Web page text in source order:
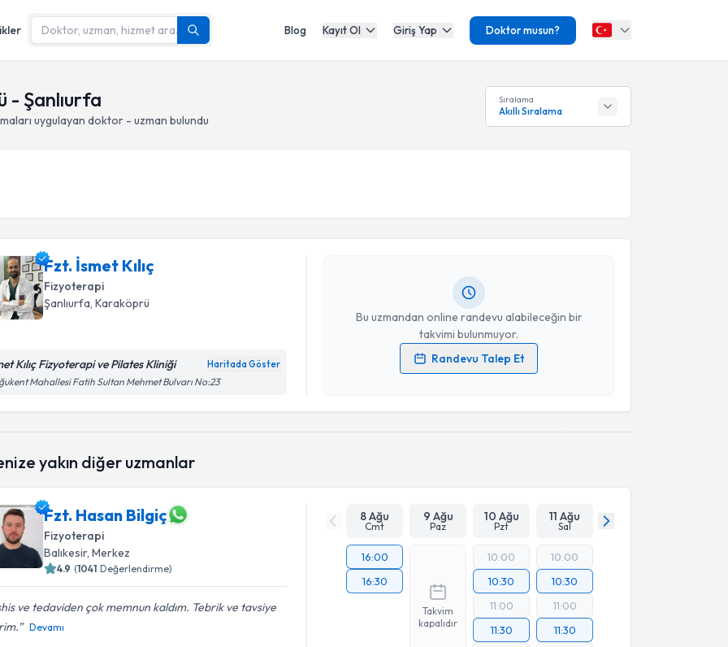
Blog Kayıt Ol Giriş Yap Doktor musun?
- Şanlıurfa
uygulayan doktor - uzman bulundu
Sıralama
Akıllı Sıralama
Fzt. İsmet Kılıç
Fizyoterapi
Şanlıurfa, Karaköprü
Kılıç Fizyoterapi ve Pilates Kliniği Haritada Göster
Mahallesi Fatih Sultan Mehmet Bulvarı No:23
Bu uzmandan online randevu alabileceğin bir
takvimi bulunmuyor.
Randevu Talep Et
Kişisel verilerimin işlenmesine ilişkinAydınlatma Metni
işlenmesini kabul ediyorum.
yakın diğer uzmanlar
Fzt. Hasan Bilgiç
Fizyoterapi
Balıkesir, Merkez
4.9 (1041 Değerlendirme)
ve tedaviden çok memnun kaldım. Tebrik ve tavsiye
Devamı
8 Ağu
Cmt
9 Ağu
Paz
10 Ağu
Pzt
11 Ağu
Sal
16:00
16:30
Takvim
kapalıdır
10:00
10:30
11:00
11:30
10:00
10:30
11:00
11:30